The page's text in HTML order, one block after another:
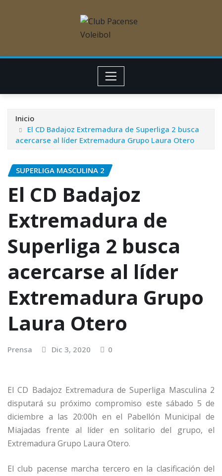
Inicio
El CD Badajoz Extremadura de Superliga 2 busca
acercarse al líder Extremadura Grupo Laura Otero
SUPERLIGA MASCULINA 2
El CD Badajoz
Extremadura de
Superliga 2 busca
acercarse al líder
Extremadura Grupo
Laura Otero
Prensa Dic 3, 2020 0
El CD Badajoz Extremadura de Superliga Masculina 2
disputará su próximo compromiso este sábado 5 de
diciembre a las 20:00h en el Pabellón Municipal de
Miajadas frente al líder en solitario del grupo, el
Extremadura Grupo Laura Otero.
El club pacense marcha tercero en la clasificación del